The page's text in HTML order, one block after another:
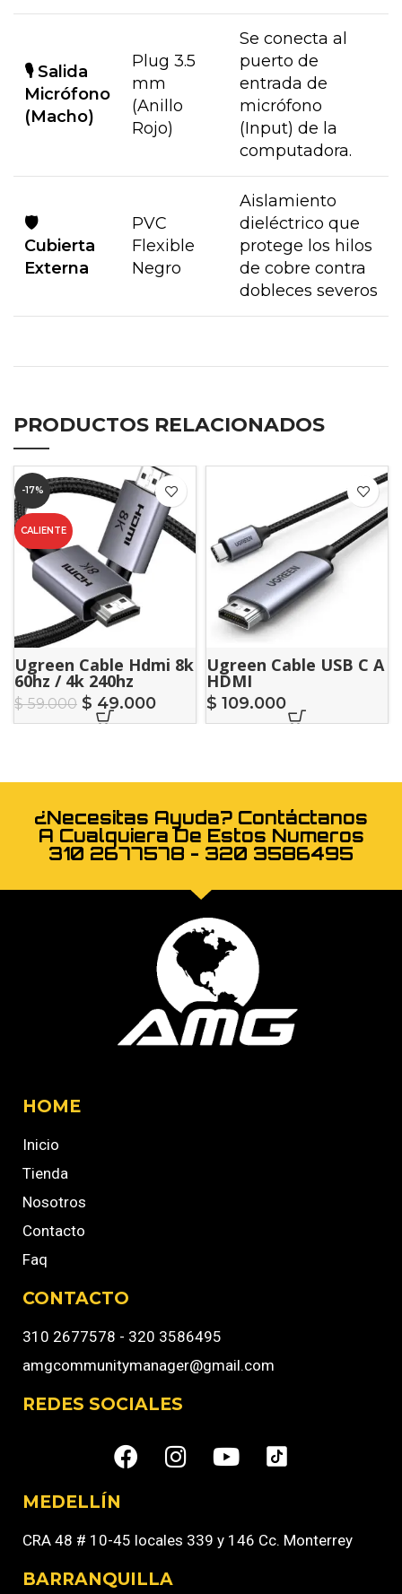
🎙️ Salida
Micrófono
(Macho)
Plug 3.5
mm
(Anillo
Rojo)
Se conecta al
puerto de
entrada de
micrófono
(Input) de la
computadora.
🛡️
Cubierta
Externa
PVC
Flexible
Negro
Aislamiento
dieléctrico que
protege los hilos
de cobre contra
dobleces severos
PRODUCTOS RELACIONADOS
-17%
CALIENTE
Ugreen Cable Hdmi 8k
60hz / 4k 240hz
Premium V2.3
$59.000 $ 49.000
Ugreen Cable USB C A
HDMI
$ 109.000
¿Necesitas Ayuda? Contáctanos
A Cualquiera De Estos Numeros
310 2677578 - 320 3586495
HOME
Inicio
Tienda
Nosotros
Contacto
Faq
CONTACTO
310 2677578 - 320 3586495
amgcommunitymanager@gmail.com
REDES SOCIALES
MEDELLÍN
CRA 48 # 10-45 locales 339 y 146 Cc. Monterrey
BARRANQUILLA